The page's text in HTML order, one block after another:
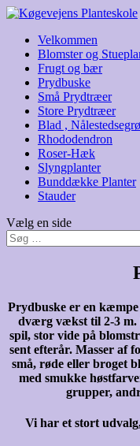
Velkommen
Blomster og
Frugt og bær
Prydbuske
Små Prydtræer
Store Prydtræer
Blad ,
Rhododendron
Roser-Hæk
Slyngplanter
Bunddække Planter
Stauder
Vælg en side
Prydbuske er en
dværg vækst til 2-3 m.
spil, stor vide på
sent efterår. Masser af
små, røde eller broget
med smukke
grupper,
Vi har et stort